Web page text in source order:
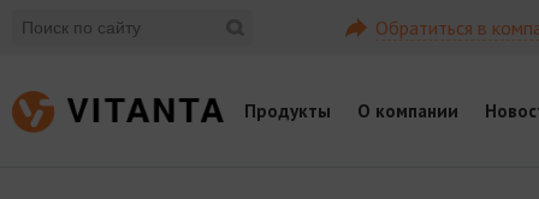
Обратиться в
Продукты О компании